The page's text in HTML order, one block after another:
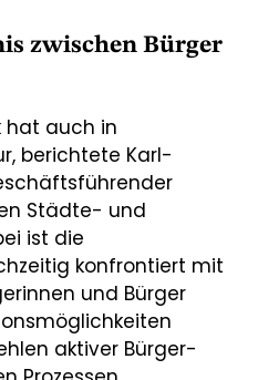
zwischen Bürger
hat auch in
berichtete Karl-
Städte- und
ist die
konfrontiert mit
und Bürger
aktiver Bürger-